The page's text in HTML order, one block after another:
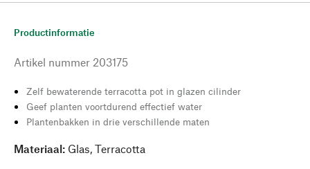
Productinformatie
Artikel nummer 203175
Zelf bewaterende terracotta pot in glazen cilinder
Geef planten voortdurend effectief water
Plantenbakken in drie verschillende maten
Materiaal: Glas, Terracotta